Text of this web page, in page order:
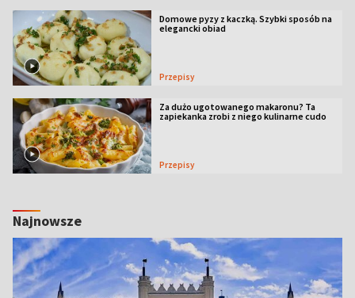
Domowe pyzy z kaczką. Szybki sposób na
elegancki obiad
Przepisy
Za dużo ugotowanego makaronu? Ta
zapiekanka zrobi z niego kulinarne cudo
Przepisy
Najnowsze